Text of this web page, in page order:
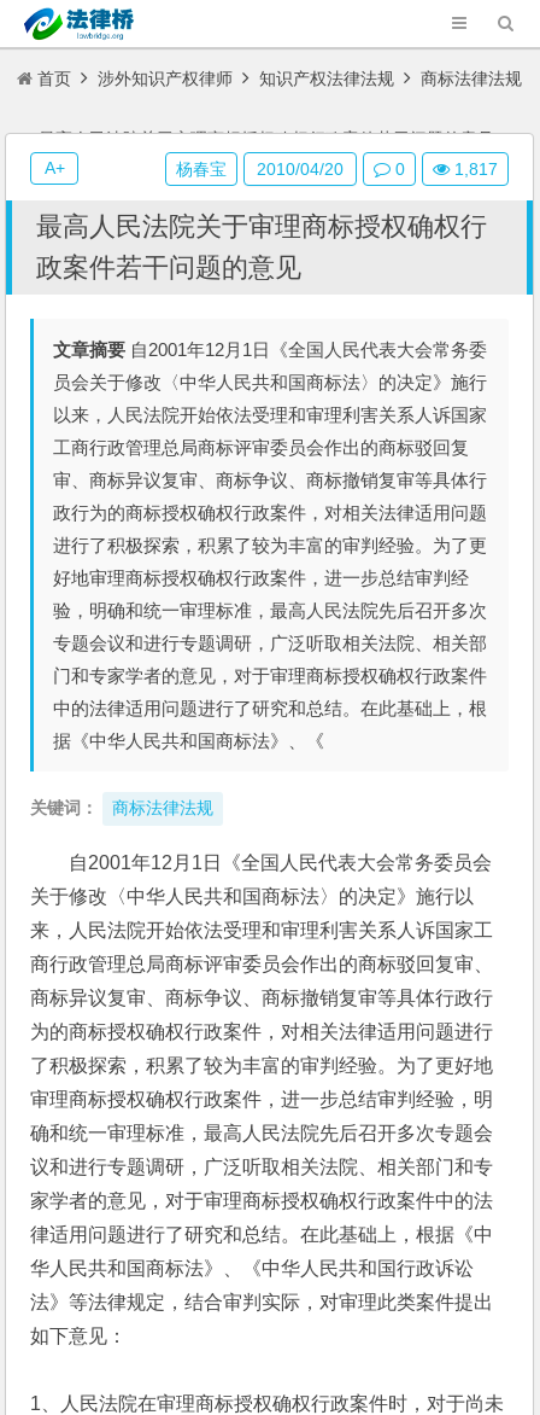
首页 涉外知识产权律师 知识产权法律法规 商标法律法规
最高人民法院关于审理商标授权确权行政案件若干问题的意见
最高人民法院关于审理商标授权确权行
政案件若干问题的意见
文章摘要 自2001年12月1日《全国人民代表大会常务委
员会关于修改〈中华人民共和国商标法〉的决定》施行
以来，人民法院开始依法受理和审理利害关系人诉国家
工商行政管理总局商标评审委员会作出的商标驳回复
审、商标异议复审、商标争议、商标撤销复审等具体行
政行为的商标授权确权行政案件，对相关法律适用问题
进行了积极探索，积累了较为丰富的审判经验。为了更
好地审理商标授权确权行政案件，进一步总结审判经
验，明确和统一审理标准，最高人民法院先后召开多次
专题会议和进行专题调研，广泛听取相关法院、相关部
门和专家学者的意见，对于审理商标授权确权行政案件
中的法律适用问题进行了研究和总结。在此基础上，根
据《中华人民共和国商标法》、《
关键词： 商标法律法规
自2001年12月1日《全国人民代表大会常务委员会
关于修改〈中华人民共和国商标法〉的决定》施行以
来，人民法院开始依法受理和审理利害关系人诉国家工
商行政管理总局商标评审委员会作出的商标驳回复审、
商标异议复审、商标争议、商标撤销复审等具体行政行
为的商标授权确权行政案件，对相关法律适用问题进行
了积极探索，积累了较为丰富的审判经验。为了更好地
审理商标授权确权行政案件，进一步总结审判经验，明
确和统一审理标准，最高人民法院先后召开多次专题会
议和进行专题调研，广泛听取相关法院、相关部门和专
家学者的意见，对于审理商标授权确权行政案件中的法
律适用问题进行了研究和总结。在此基础上，根据《中
华人民共和国商标法》、《中华人民共和国行政诉讼
法》等法律规定，结合审判实际，对审理此类案件提出
如下意见：
1、人民法院在审理商标授权确权行政案件时，对于尚未
杨春宝 2010/04/20 0 1,817
A+